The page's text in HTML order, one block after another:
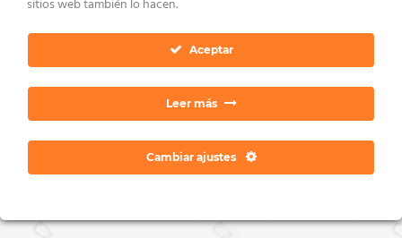
sitios web también lo hacen.
Aceptar
Leer más
Cambiar ajustes